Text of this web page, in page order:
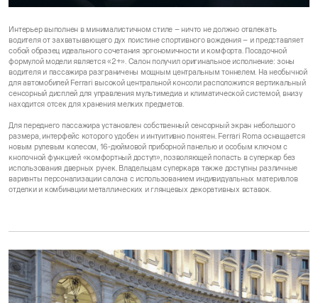
Интерьер выполнен в минималистичном стиле – ничто не должно отвлекать
водителя от захватывающего дух поистине спортивного вождения – и представляет
собой образец идеального сочетания эргономичности и комфорта. Посадочной
формулой модели является «2+». Салон получил оригинальное исполнение: зоны
водителя и пассажира разграничены мощным центральным тоннелем. На необычной
для автомобилей Ferrari высокой центральной консоли расположился вертикальный
сенсорный дисплей для управления мультимедиа и климатической системой, внизу
находится отсек для хранения мелких предметов.
Для переднего пассажира установлен собственный сенсорный экран небольшого
размера, интерфейс которого удобен и интуитивно понятен. Ferrari Roma оснащается
новым рулевым колесом, 16-дюймовой приборной панелью и особым ключом с
кнопочной функцией «комфортный доступ», позволяющей попасть в суперкар без
использования дверных ручек. Владельцам суперкара также доступны различные
варианты персонализации салона с использованием индивидуальных материалов
отделки и комбинации металлических и глянцевых декоративных вставок.